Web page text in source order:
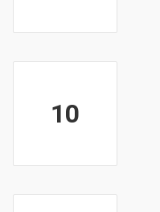
10